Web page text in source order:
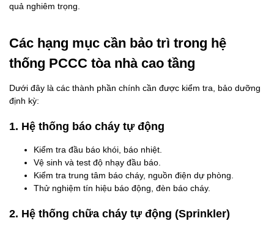
quả nghiêm trọng.
Các hạng mục cần bảo trì trong hệ
thống PCCC tòa nhà cao tầng
Dưới đây là các thành phần chính cần được kiểm tra, bảo dưỡng
định kỳ:
1. Hệ thống báo cháy tự động
Kiểm tra đầu báo khói, báo nhiệt.
Vệ sinh và test độ nhạy đầu báo.
Kiểm tra trung tâm báo cháy, nguồn điện dự phòng.
Thử nghiệm tín hiệu báo động, đèn báo cháy.
2. Hệ thống chữa cháy tự động (Sprinkler)